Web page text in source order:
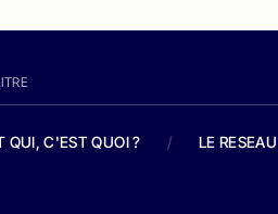
QUI, C'EST QUOI ? / LE